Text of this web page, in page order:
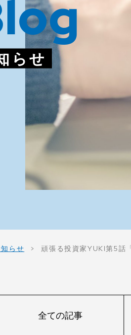
らせ
らせ 頑張る投資家YUKI第5話
全ての記事